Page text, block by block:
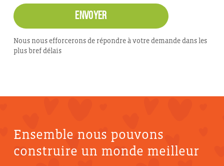
Nous nous efforcerons de répondre à votre demande dans les
plus bref délais
Ensemble nous pouvons
construire un monde meilleur